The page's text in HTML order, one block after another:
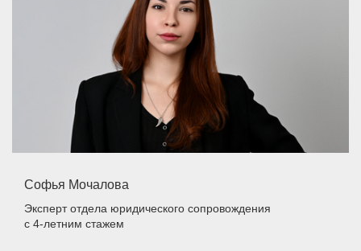
Софья Мочалова
Эксперт отдела юридического сопровождения
с 4-летним стажем